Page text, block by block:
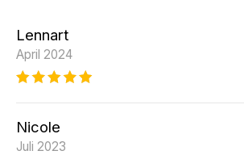
Lennart
April 2024
Nicole
Juli 2023